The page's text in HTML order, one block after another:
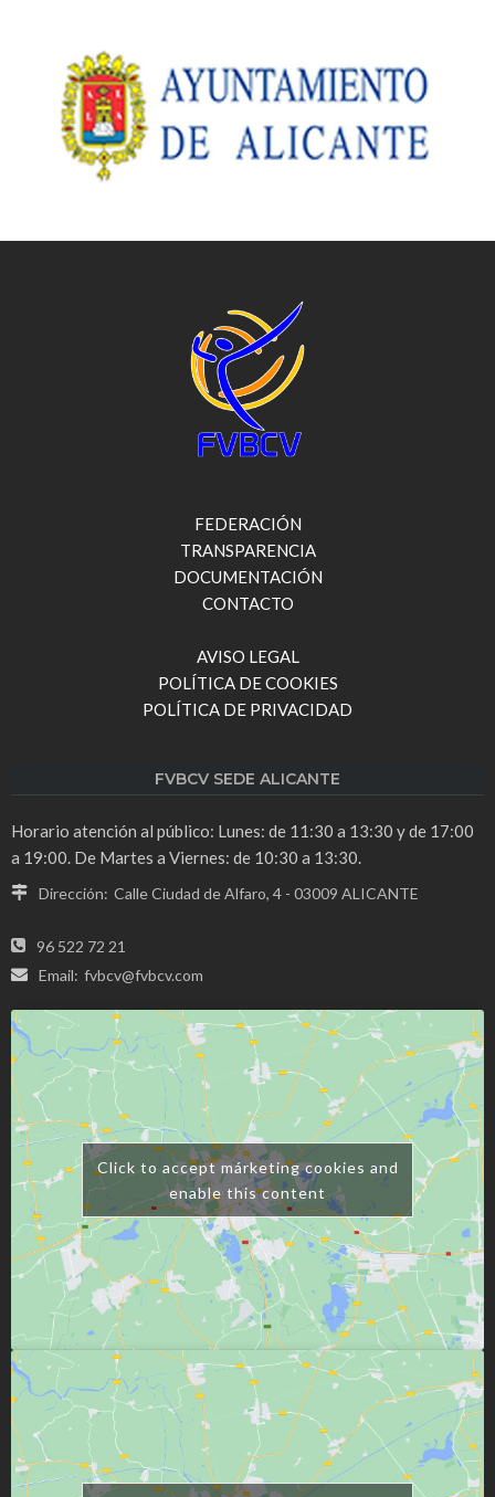
FEDERACIÓN
TRANSPARENCIA
DOCUMENTACIÓN
CONTACTO
AVISO LEGAL
POLÍTICA DE COOKIES
POLÍTICA DE PRIVACIDAD
FVBCV SEDE ALICANTE
Horario atención al público: Lunes: de 11:30 a 13:30 y de 17:00
a 19:00. De Martes a Viernes: de 10:30 a 13:30.
Dirección: Calle Ciudad de Alfaro, 4 - 03009 ALICANTE
96 522 72 21
Email: fvbcv@fvbcv.com
Click to accept márketing cookies and
enable this content